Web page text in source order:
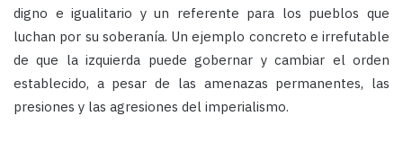
digno e igualitario y un referente para los pueblos que
luchan por su soberanía. Un ejemplo concreto e irrefutable
de que la izquierda puede gobernar y cambiar el orden
establecido, a pesar de las amenazas permanentes, las
presiones y las agresiones del imperialismo.